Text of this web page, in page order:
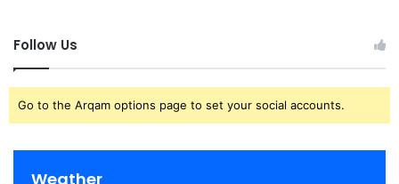
Follow Us
Go to the Arqam options page to set your social accounts.
Weather